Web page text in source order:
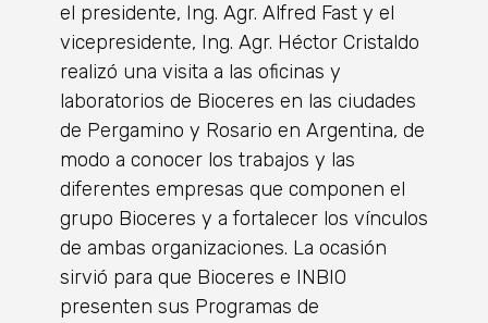
el presidente, Ing. Agr. Alfred Fast y el
vicepresidente, Ing. Agr. Héctor Cristaldo
realizó una visita a las oficinas y
laboratorios de Bioceres en las ciudades
de Pergamino y Rosario en Argentina, de
modo a conocer los trabajos y las
diferentes empresas que componen el
grupo Bioceres y a fortalecer los vínculos
de ambas organizaciones. La ocasión
sirvió para que Bioceres e INBIO
presenten sus Programas de